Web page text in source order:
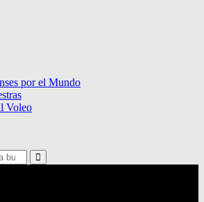
por el Mundo
Voleo
Search